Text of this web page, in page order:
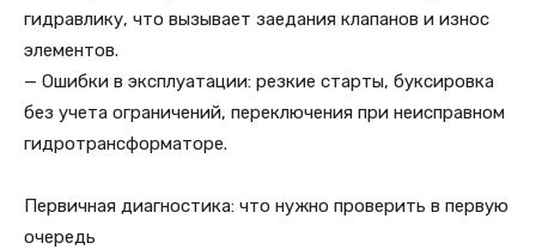
гидравлику, что вызывает заедания клапанов и износ
элементов.
— Ошибки в эксплуатации: резкие старты, буксировка
без учета ограничений, переключения при неисправном
гидротрансформаторе.
Первичная диагностика: что нужно проверить в первую
очередь